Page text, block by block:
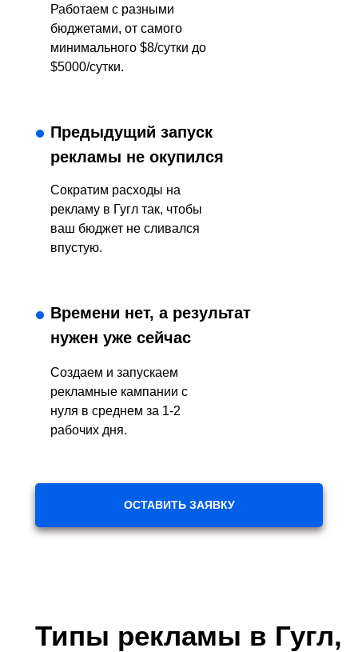
Предыдущий запуск
рекламы не окупился
Времени нет, а результат
нужен уже сейчас
Сократим расходы на
рекламу в Гугл так, чтобы
ваш бюджет не сливался
впустую.
Работаем с разными
бюджетами, от самого
минимального $8/сутки до
$5000/сутки.
Создаем и запускаем
рекламные кампании с
нуля в среднем за 1-2
рабочих дня.
ОСТАВИТЬ ЗАЯВКУ
Типы рекламы в Гугл,